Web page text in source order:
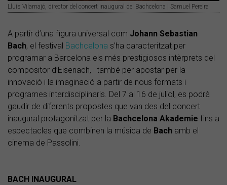
Lluís Vilamajó, director del concert inaugural del Bachcelona | Samuel Pereira
A partir d’una figura universal com Johann Sebastian
Bach, el festival Bachcelona s’ha caracteritzat per
programar a Barcelona els més prestigiosos intèrprets del
compositor d’Eisenach, i també per apostar per la
innovació i la imaginació a partir de nous formats i
programes interdisciplinaris. Del 7 al 16 de juliol, es podrà
gaudir de diferents propostes que van des del concert
inaugural protagonitzat per la Bachcelona Akademie fins a
espectacles que combinen la música de Bach amb el
cinema de Passolini.
BACH INAUGURAL